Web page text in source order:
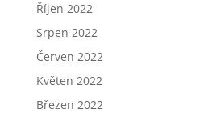
Říjen 2022
Srpen 2022
Červen 2022
Květen 2022
Březen 2022